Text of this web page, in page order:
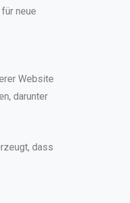
neue
Website
darunter
dass